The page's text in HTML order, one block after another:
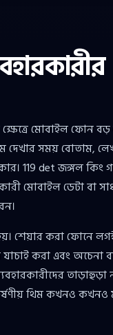
মোবাইল ফোন
দেখার সময় বোতাম,
119 det জঙ্গল কিং
মোবাইল ডেটা বা
শেয়ার করা ফোনে
করা এবং অচেনা
তাড়াহুড়া
থিম কখনও